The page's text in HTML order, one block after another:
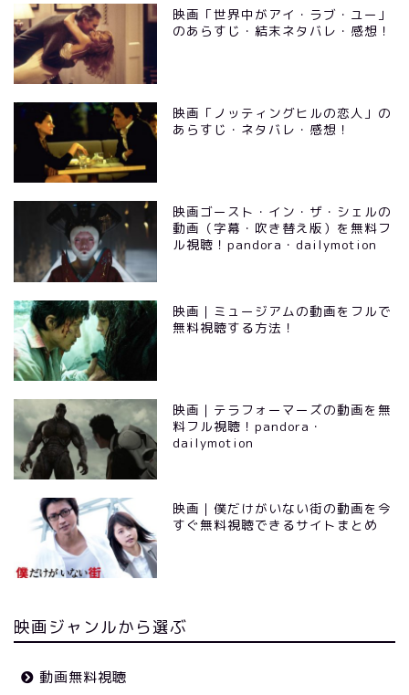
映画「世界中がアイ・ラブ・ユー」
のあらすじ・結末ネタバレ・感想！
映画「ノッティングヒルの恋人」の
あらすじ・ネタバレ・感想！
映画ゴースト・イン・ザ・シェルの
動画（字幕・吹き替え版）を無料フ
ル視聴！pandora・dailymotion
映画｜ミュージアムの動画をフルで
無料視聴する方法！
映画｜テラフォーマーズの動画を無
料フル視聴！pandora・
dailymotion
映画｜僕だけがいない街の動画を今
すぐ無料視聴できるサイトまとめ
映画ジャンルから選ぶ
動画無料視聴